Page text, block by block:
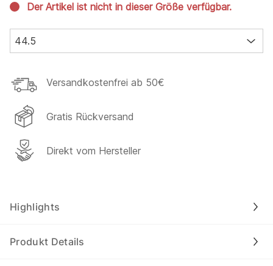
Der Artikel ist nicht in dieser Größe verfügbar.
44.5
Versandkostenfrei ab 50€
Gratis Rückversand
Direkt vom Hersteller
Highlights
Produkt Details